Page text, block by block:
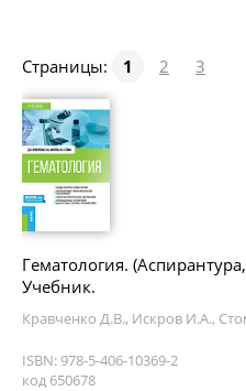
Страницы: 1 2 3
Гематология.
Учебник.
Кравченко Д.В., Искров И.А.,
ISBN: 978-5-406-10369-2
код 650678